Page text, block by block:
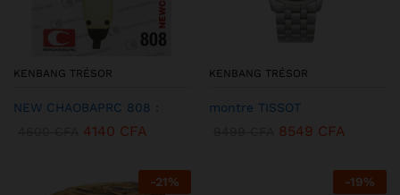
KENBANG TRÉSOR
NEW CHAOBAPRC 808 :
4140 CFA
KENBANG TRÉSOR
montre TISSOT
8549 CFA
-21% -19%